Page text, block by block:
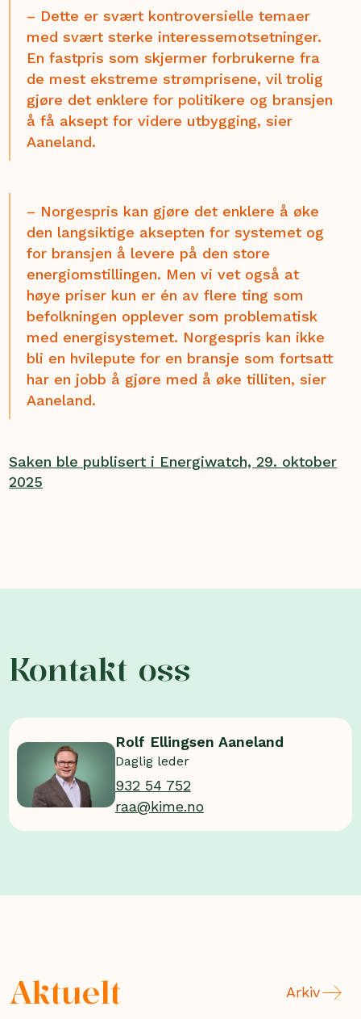
– Dette er svært kontroversielle temaer
med svært sterke interessemotsetninger.
En fastpris som skjermer forbrukerne fra
de mest ekstreme strømprisene, vil trolig
gjøre det enklere for politikere og bransjen
å få aksept for videre utbygging, sier
Aaneland.
– Norgespris kan gjøre det enklere å øke
den langsiktige aksepten for systemet og
for bransjen å levere på den store
energiomstillingen. Men vi vet også at
høye priser kun er én av flere ting som
befolkningen opplever som problematisk
med energisystemet. Norgespris kan ikke
bli en hvilepute for en bransje som fortsatt
har en jobb å gjøre med å øke tilliten, sier
Aaneland.
Saken ble publisert i Energiwatch, 29. oktober
2025
Kontakt oss
Rolf Ellingsen Aaneland
Daglig leder
932 54 752
raa@kime.no
Aktuelt Arkiv